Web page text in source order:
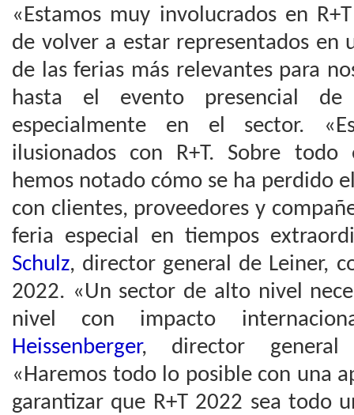
«Estamos muy involucrados en
de volver a estar representados en
de las ferias más relevantes para
hasta el evento presencial
especialmente en el sector.
ilusionados con R+T. Sobre
hemos notado cómo se ha perdido
con clientes, proveedores y
feria especial en tiempos
Schulz, director general de Leiner,
2022. «Un sector de alto nivel
nivel con impacto
Heissenberger, director general
«Haremos todo lo posible con una
garantizar que R+T 2022 sea todo